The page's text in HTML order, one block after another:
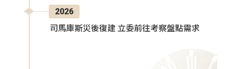
2026
司馬庫斯災後復建 立委前往考察盤點需求